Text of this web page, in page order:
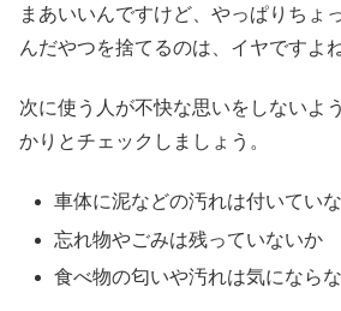
まあいいんですけど、やっぱりちょ
んだやつを捨てるのは、イヤですよね
次に使う人が不快な思いをしないよ
かりとチェックしましょう。
車体に泥などの汚れは付いてい
忘れ物やごみは残っていないか
食べ物の匂いや汚れは気になら